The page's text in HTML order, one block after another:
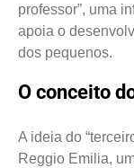
professor”, uma
apoia o
dos pequenos.
O conceito
A ideia do
Reggio Emilia,